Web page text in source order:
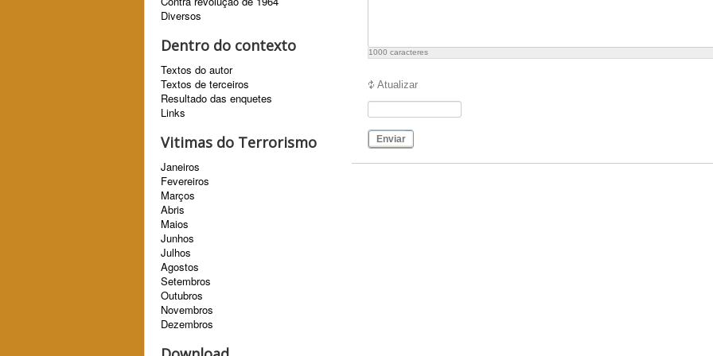
Diversos
Dentro do contexto
Textos do autor
Textos de terceiros
Resultado das enquetes
Links
Vitimas do Terrorismo
Janeiros
Fevereiros
Marços
Abris
Maios
Junhos
Julhos
Agostos
Setembros
Outubros
Novembros
Dezembros
1000 caracteres
Atualizar
Enviar